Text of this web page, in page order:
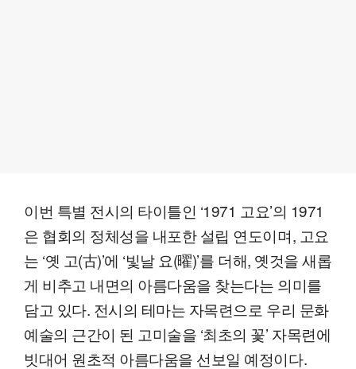
이번 특별 전시의 타이틀인 ‘1971 고요’의 1971
은 협회의 정체성을 내포한 설립 연도이며, 고요
는 ‘옛 고(古)’에 ‘빛날 요(曜)’를 더해, 옛것을 새롭
게 비추고 내면의 아름다움을 찾는다는 의미를
담고 있다. 전시의 테마는 자목련으로 우리 문화
예술의 근간이 된 고미술을 ‘최초의 꽃’ 자목련에
빗대어 원초적 아름다움을 선보일 예정이다.